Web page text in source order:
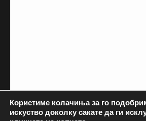
Користиме колачиња за го
искуство доколку сакате да ги